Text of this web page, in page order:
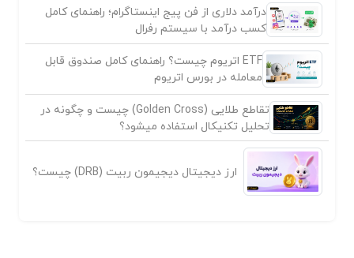
درآمد دلاری از فن پیج اینستاگرام؛ راهنمای کامل
کسب درآمد با سیستم رفرال
ETF اتریوم چیست؟ راهنمای کامل صندوق قابل
معامله در بورس اتریوم
تقاطع طلایی (Golden Cross) چیست و چگونه در
تحلیل تکنیکال استفاده میشود؟
ارز دیجیتال دیجیمون ربیت (DRB) چیست؟